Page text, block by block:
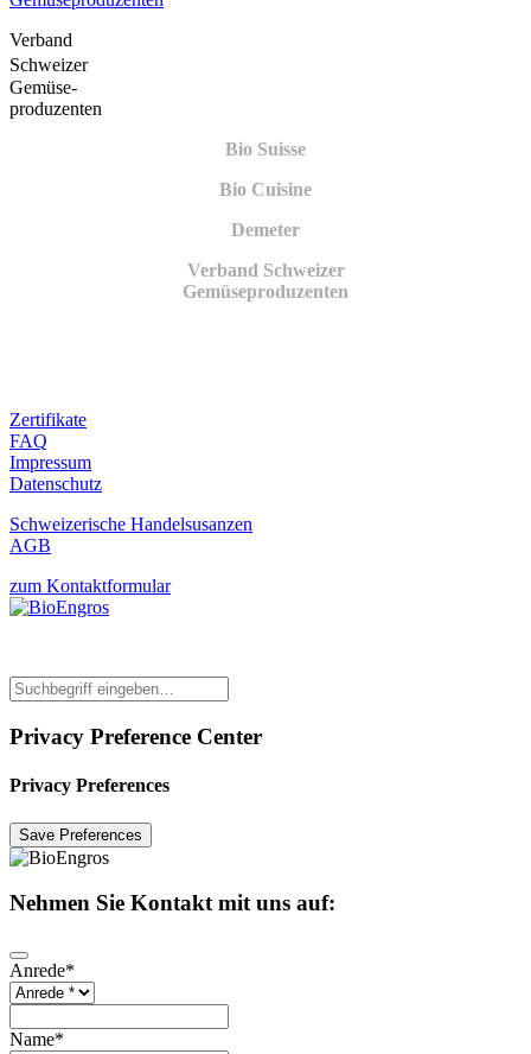
Verband
Schweizer
Gemüse­
produzenten
Bio Suisse
Bio Cuisine
Demeter
Verband Schweizer
Gemüseproduzenten
Zertifikate
FAQ
Impressum
Datenschutz
Schweizerische Handelsusanzen
AGB
zum Kontaktformular
Privacy Preference Center
Privacy Preferences
Nehmen Sie Kontakt mit uns auf:
Anrede*
Email*
Name*